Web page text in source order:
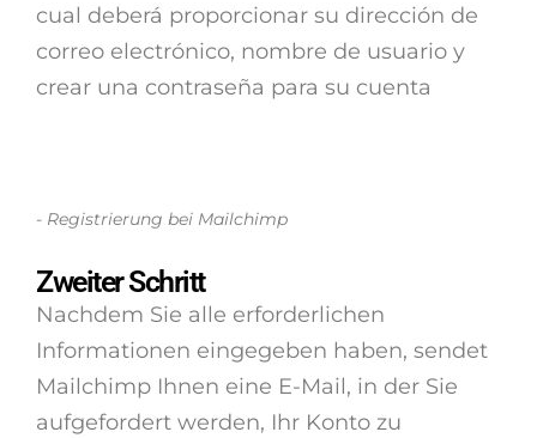
cual deberá proporcionar su dirección de
correo electrónico, nombre de usuario y
crear una contraseña para su cuenta
- Registrierung bei Mailchimp
Zweiter Schritt
Nachdem Sie alle erforderlichen
Informationen eingegeben haben, sendet
Mailchimp Ihnen eine E-Mail, in der Sie
aufgefordert werden, Ihr Konto zu